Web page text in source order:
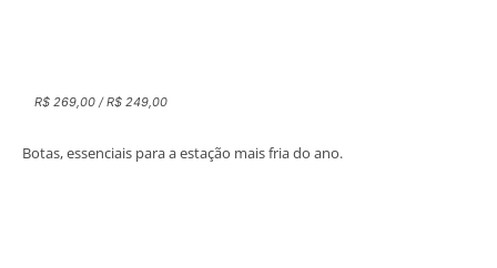
R$ 269,00 / R$ 249,00
Botas, essenciais para a estação mais fria do ano.